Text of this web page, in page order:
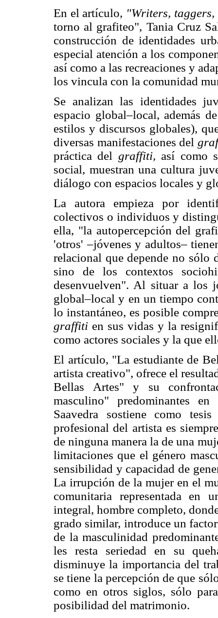
En el artículo, "Writers,
torno al grafiteo", Tania Cruz
construcción de identidades
especial atención a los
así como a las recreaciones y
los vincula con la comunidad
Se analizan las identidades
espacio global–local, además
estilos y discursos globales),
diversas manifestaciones del
práctica del graffiti, así como
social, muestran una cultura
diálogo con espacios locales y
La autora empieza por
colectivos o individuos y
ella, "la autopercepción del
'otros' –jóvenes y adultos–
relacional que depende no sólo
sino de los contextos
desenvuelven". Al situar a los
global–local y en un tiempo
lo instantáneo, es posible
graffiti en sus vidas y la
como actores sociales y la que
El artículo, "La estudiante de
artista creativo", ofrece el
Bellas Artes" y su
masculino" predominantes
Saavedra sostiene como
profesional del artista es
de ninguna manera la de una
limitaciones que el género
sensibilidad y capacidad de
La irrupción de la mujer en el
comunitaria representada en
integral, hombre completo,
grado similar, introduce un
de la masculinidad
les resta seriedad en su
disminuye la importancia del
se tiene la percepción de que
como en otros siglos, sólo
posibilidad del matrimonio.